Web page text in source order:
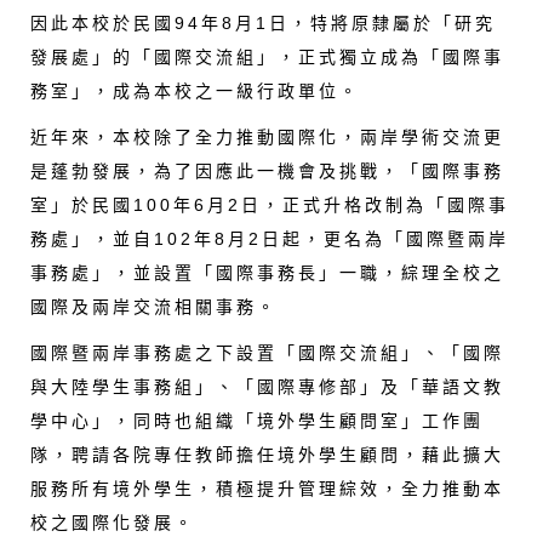
因此本校於民國94年8月1日，特將原隸屬於「研究
發展處」的「國際交流組」，正式獨立成為「國際事
務室」，成為本校之一級行政單位。
近年來，本校除了全力推動國際化，兩岸學術交流更
是蓬勃發展，為了因應此一機會及挑戰，「國際事務
室」於民國100年6月2日，正式升格改制為「國際事
務處」，並自102年8月2日起，更名為「國際暨兩岸
事務處」，並設置「國際事務長」一職，綜理全校之
國際及兩岸交流相關事務。
國際暨兩岸事務處之下設置「國際交流組」、「國際
與大陸學生事務組」、「國際專修部」及「華語文教
學中心」，同時也組織「境外學生顧問室」工作團
隊，聘請各院專任教師擔任境外學生顧問，藉此擴大
服務所有境外學生，積極提升管理綜效，全力推動本
校之國際化發展。